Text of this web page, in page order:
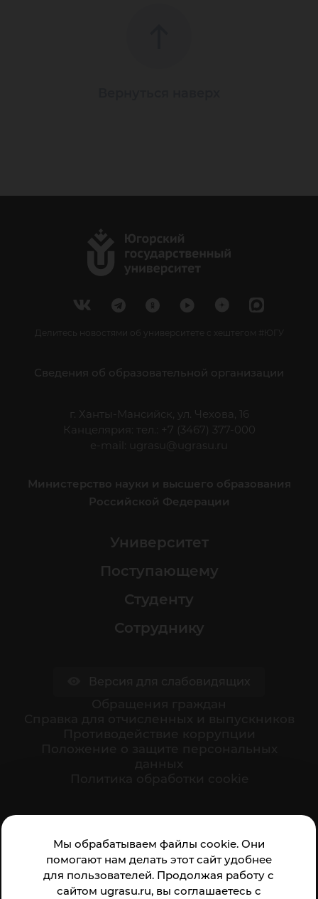
Мы обрабатываем файлы cookie. Они
помогают нам делать этот сайт удобнее
для пользователей. Продолжая работу с
сайтом ugrasu.ru, вы соглашаетесь с
Делитесь новостями об университете с хештегом #ЮГУ
Сведения об образовательной организации
г. Ханты-Мансийск, ул. Чехова, 16
Канцелярия: тел.: +7 (3467) 377-000
e-mail:
ugrasu@ugrasu.ru
Министерство науки и высшего образования
Российской Федерации
Университет
Поступающему
Студенту
Сотруднику
организации: